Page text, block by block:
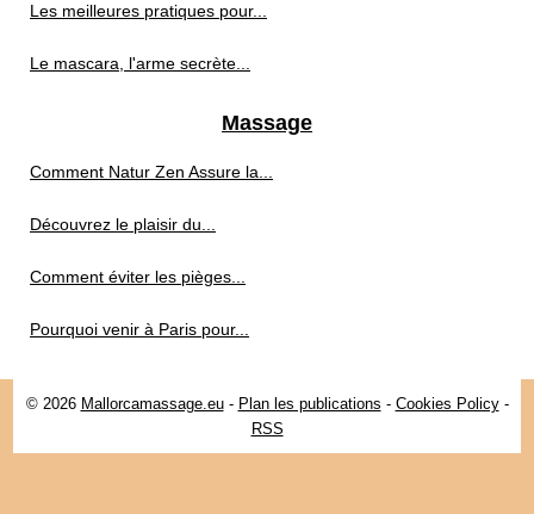
Les meilleures pratiques pour...
Le mascara, l'arme secrète...
Massage
Comment Natur Zen Assure la...
Découvrez le plaisir du...
Comment éviter les pièges...
Pourquoi venir à Paris pour...
© 2026 Mallorcamassage.eu- Plan les publications - Cookies Policy-
RSS